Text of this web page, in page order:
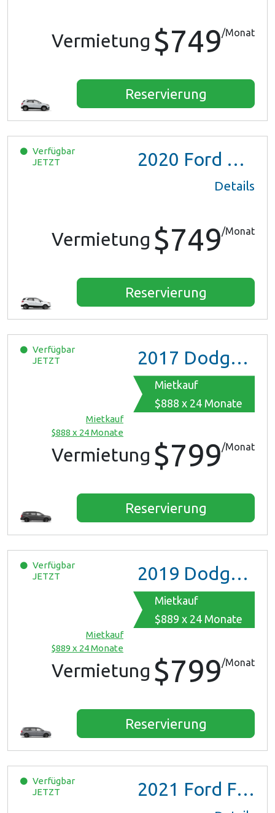
Vermietung $749/Monat
Reservierung
Verfügbar
JETZT
2020 Ford EcoSport
Details
Vermietung $749/Monat
Reservierung
Verfügbar
JETZT
2017 Dodge Grand Caravan GT
Mietkauf
$888 x 24 Monate
Mietkauf
$888 x 24 Monate
Vermietung $799/Monat
Reservierung
Verfügbar
JETZT
2019 Dodge Grand Caravan
Mietkauf
$889 x 24 Monate
Mietkauf
$889 x 24 Monate
Vermietung $799/Monat
Reservierung
Verfügbar
JETZT
2021 Ford F150 XL Ext Cab